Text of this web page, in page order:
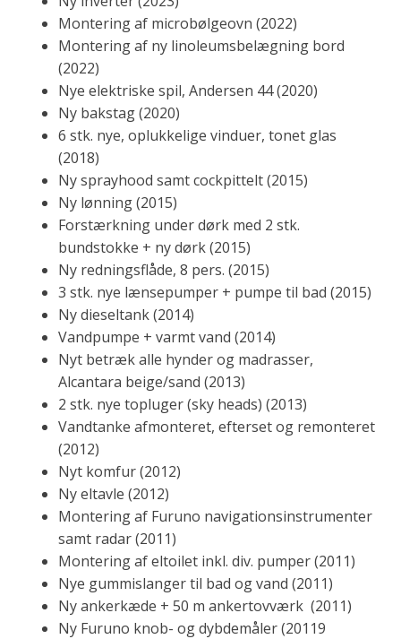
Montering af microbølgeovn (2022)
Montering af ny linoleumsbelægning bord
(2022)
Nye elektriske spil, Andersen 44 (2020)
Ny bakstag (2020)
6 stk. nye, oplukkelige vinduer, tonet glas
(2018)
Ny sprayhood samt cockpittelt (2015)
Ny lønning (2015)
Forstærkning under dørk med 2 stk.
bundstokke + ny dørk (2015)
Ny redningsflåde, 8 pers. (2015)
3 stk. nye lænsepumper + pumpe til bad (2015)
Ny dieseltank (2014)
Vandpumpe + varmt vand (2014)
Nyt betræk alle hynder og madrasser,
Alcantara beige/sand (2013)
2 stk. nye topluger (sky heads) (2013)
Vandtanke afmonteret, efterset og remonteret
(2012)
Nyt komfur (2012)
Ny eltavle (2012)
Montering af Furuno navigationsinstrumenter
samt radar (2011)
Montering af eltoilet inkl. div. pumper (2011)
Nye gummislanger til bad og vand (2011)
Ny ankerkæde + 50 m ankertovværk (2011)
Ny Furuno knob- og dybdemåler (20119